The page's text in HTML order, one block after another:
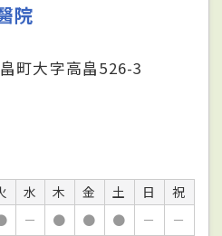
院
町大字高畠526-3
水 木 金 土 日
祝
－ ● ● ● －
－